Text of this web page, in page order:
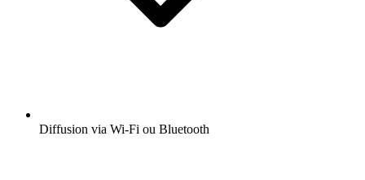
Diffusion via Wi-Fi ou Bluetooth